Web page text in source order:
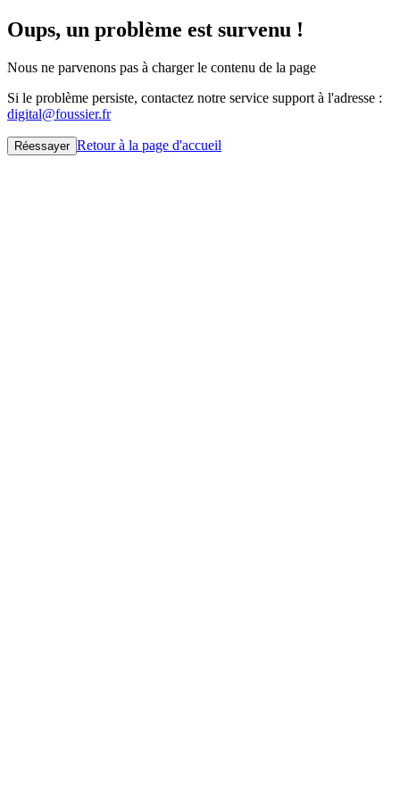
Oups, un problème est survenu !
Nous ne parvenons pas à charger le contenu de la page
Si le problème persiste, contactez notre service support à l'adresse :
digital@foussier.fr
Réessayer Retour à la page d'accueil